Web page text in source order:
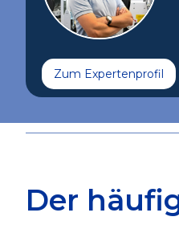
Zum Expertenprofil
Der